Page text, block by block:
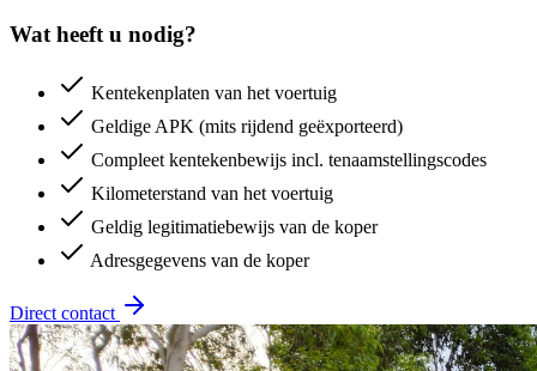
Wat heeft u nodig?
Kentekenplaten van het voertuig
Geldige APK (mits rijdend geëxporteerd)
Compleet kentekenbewijs incl. tenaamstellingscodes
Kilometerstand van het voertuig
Geldig legitimatiebewijs van de koper
Adresgegevens van de koper
Direct contact